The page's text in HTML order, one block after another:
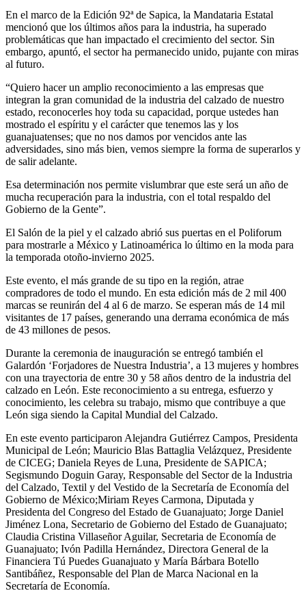
En el marco de la Edición 92ª de Sapica, la Mandataria Estatal
mencionó que los últimos años para la industria, ha superado
problemáticas que han impactado el crecimiento del sector. Sin
embargo, apuntó, el sector ha permanecido unido, pujante con miras
al futuro.
“Quiero hacer un amplio reconocimiento a las empresas que
integran la gran comunidad de la industria del calzado de nuestro
estado, reconocerles hoy toda su capacidad, porque ustedes han
mostrado el espíritu y el carácter que tenemos las y los
guanajuatenses; que no nos damos por vencidos ante las
adversidades, sino más bien, vemos siempre la forma de superarlos y
de salir adelante.
Esa determinación nos permite vislumbrar que este será un año de
mucha recuperación para la industria, con el total respaldo del
Gobierno de la Gente”.
El Salón de la piel y el calzado abrió sus puertas en el Poliforum
para mostrarle a México y Latinoamérica lo último en la moda para
la temporada otoño-invierno 2025.
Este evento, el más grande de su tipo en la región, atrae
compradores de todo el mundo. En esta edición más de 2 mil 400
marcas se reunirán del 4 al 6 de marzo. Se esperan más de 14 mil
visitantes de 17 países, generando una derrama económica de más
de 43 millones de pesos.
Durante la ceremonia de inauguración se entregó también el
Galardón ‘Forjadores de Nuestra Industria’, a 13 mujeres y hombres
con una trayectoria de entre 30 y 58 años dentro de la industria del
calzado en León. Este reconocimiento a su entrega, esfuerzo y
conocimiento, les celebra su trabajo, mismo que contribuye a que
León siga siendo la Capital Mundial del Calzado.
En este evento participaron Alejandra Gutiérrez Campos, Presidenta
Municipal de León; Mauricio Blas Battaglia Velázquez, Presidente
de CICEG; Daniela Reyes de Luna, Presidente de SAPICA;
Segismundo Doguin Garay, Responsable del Sector de la Industria
del Calzado, Textil y del Vestido de la Secretaría de Economía del
Gobierno de México;Miriam Reyes Carmona, Diputada y
Presidenta del Congreso del Estado de Guanajuato; Jorge Daniel
Jiménez Lona, Secretario de Gobierno del Estado de Guanajuato;
Claudia Cristina Villaseñor Aguilar, Secretaria de Economía de
Guanajuato; Ivón Padilla Hernández, Directora General de la
Financiera Tú Puedes Guanajuato y María Bárbara Botello
Santibáñez, Responsable del Plan de Marca Nacional en la
Secretaría de Economía.